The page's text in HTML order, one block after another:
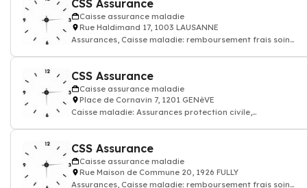
CSS Assurance
Caisse assurance maladie
Rue Haldimand 17, 1003 LAUSANNE
Assurances, Caisse maladie: remboursement frais soin
CSS Assurance
Caisse assurance maladie
Place de Cornavin 7, 1201 GENèVE
Caisse maladie: Assurances protection civile,
CSS Assurance
Caisse assurance maladie
Rue Maison de Commune 20, 1926 FULLY
Assurances, Caisse maladie: remboursement frais soin